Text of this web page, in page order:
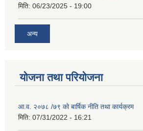
मिति: 06/23/2025 - 19:00
अन्य
योजना तथा परियोजना
आ.व. २०७८ /७९ को बार्षिक नीति तथा कार्यक्रम
मिति: 07/31/2022 - 16:21